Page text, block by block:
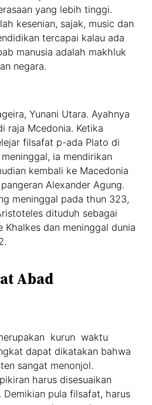
yang lebih tinggi.
kesenian, sajak, music dan
tercapai kalau ada
manusia adalah makhluk
negara.
Yunani Utara. Ayahnya
raja Mcedonia. Ketika
filsafat p-ada Plato di
ia mendirikan
kembali ke Macedonia
Alexander Agung.
meninggal pada thun 323,
dituduh sebagai
Khalkes dan meninggal dunia
Abad
kurun waktu
dapat dikatakan bahwa
sangat menonjol.
harus disesuaikan
Demikian pula filsafat, harus